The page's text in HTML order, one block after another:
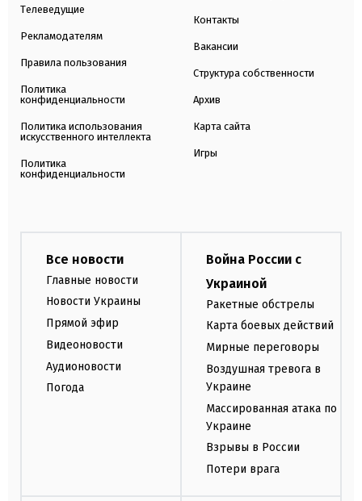
Телеведущие
Рекламодателям
Правила пользования
Политика
конфиденциальности
Политика использования
искусственного интеллекта
Политика
конфиденциальности
Контакты
Вакансии
Структура собственности
Архив
Карта сайта
Игры
Все новости
Главные новости
Новости Украины
Прямой эфир
Видеоновости
Аудионовости
Погода
Война России с
Украиной
Ракетные обстрелы
Карта боевых действий
Мирные переговоры
Воздушная тревога в
Украине
Массированная атака по
Украине
Взрывы в России
Потери врага